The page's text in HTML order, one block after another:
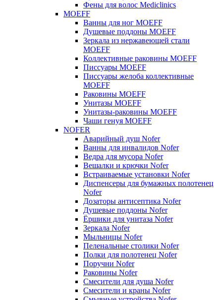
Фены для волос Mediclinics
MOEFF
Ванны для ног MOEFF
Душевые поддоны MOEFF
Зеркала из нержавеющей стали
MOEFF
Коллективные раковины MOEFF
Писсуары MOEFF
Писсуары желоба коллективные
MOEFF
Раковины MOEFF
Унитазы MOEFF
Унитазы-раковины MOEFF
Чаши генуя MOEFF
NOFER
Аварийный душ Nofer
Ванны для инвалидов Nofer
Ведра для мусора Nofer
Вешалки и крючки Nofer
Встраиваемые установки Nofer
Диспенсеры для бумажных полотенец
Nofer
Дозаторы антисептика Nofer
Душевые поддоны Nofer
Ёршики для унитаза Nofer
Зеркала Nofer
Мыльницы Nofer
Пеленальные столики Nofer
Полки для полотенец Nofer
Поручни Nofer
Раковины Nofer
Смесители для душа Nofer
Смесители и краны Nofer